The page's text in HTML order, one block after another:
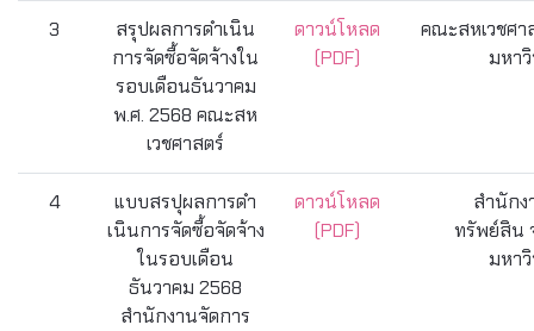
3
สรุปผลการดำเนิน
การจัดซื้อจัดจ้างใน
รอบเดือนธันวาคม
พ.ศ. 2568 คณะสห
เวชศาสตร์
ดาวน์โหลด
(PDF)
คณะสหเวชศ
มหา
4
แบบสรปุผลการดํา
เนินการจัดซื้อจัดจ้าง
ในรอบเดือน
ธันวาคม 2568
สำนักงานจัดการ
ดาวน์โหลด
(PDF)
สำนักง
ทรัพย์สิน
มหา